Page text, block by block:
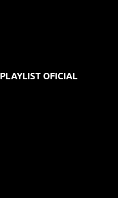
PLAYLIST OFICIAL